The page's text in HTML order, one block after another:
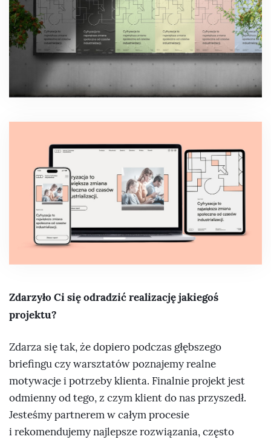
Zdarzyło Ci się odradzić realizację jakiegoś
projektu?
Zdarza się tak, że dopiero podczas głębszego
briefingu czy warsztatów poznajemy realne
motywacje i potrzeby klienta. Finalnie projekt jest
odmienny od tego, z czym klient do nas przyszedł.
Jesteśmy partnerem w całym procesie
i rekomendujemy najlepsze rozwiązania, często